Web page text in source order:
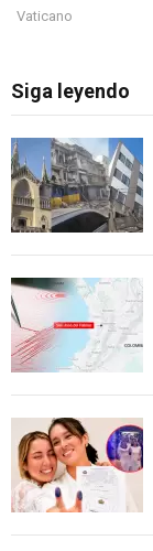
Vaticano
Siga leyendo